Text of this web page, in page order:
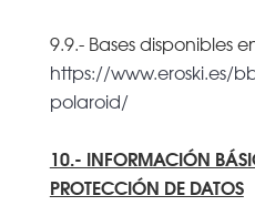
9.9.- Bases disponibles
https://www.eroski.es/
polaroid/
10.- INFORMACIÓN
PROTECCIÓN DE DATOS